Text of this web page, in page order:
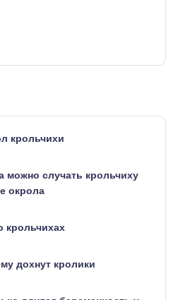
крольчихи
можно случать крольчиху
окрола
крольчихах
дохнут кролики